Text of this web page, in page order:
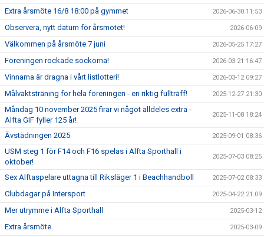
Extra årsmöte 16/8 18:00 på gymmet 2026-06-30 11:53
Observera, nytt datum för årsmötet! 2026-06-09
Välkommen på årsmöte 7 juni 2026-05-25 17:27
Föreningen rockade sockorna! 2026-03-21 16:47
Vinnarna är dragna i vårt listlotteri! 2026-03-12 09:27
Målvaktsträning för hela föreningen - en riktig fullträff! 2025-12-27 21:30
Måndag 10 november 2025 firar vi något alldeles extra -
Alfta GIF fyller 125 år!
2025-11-08 18:24
Ävstädningen 2025 2025-09-01 08:36
USM steg 1 för F14 och F16 spelas i Alfta Sporthall i
oktober!
2025-07-03 08:25
Sex Alftaspelare uttagna till Riksläger 1 i Beachhandboll 2025-07-02 08:33
Clubdagar på Intersport 2025-04-22 21:09
Mer utrymme i Alfta Sporthall 2025-03-12
Extra årsmöte 2025-03-09